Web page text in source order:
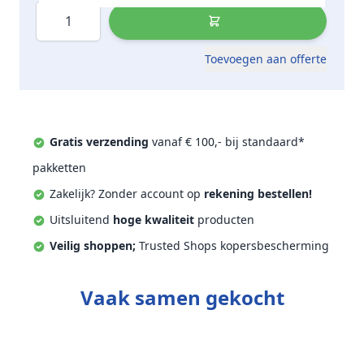
Aantal
Toevoegen aan offerte
Gratis verzending vanaf € 100,- bij standaard*
pakketten
Zakelijk? Zonder account op rekening bestellen!
Uitsluitend hoge kwaliteit producten
Veilig shoppen; Trusted Shops kopersbescherming
Vaak samen gekocht